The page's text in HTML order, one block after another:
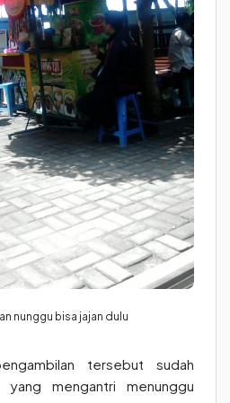
nunggu bisa jajan dulu
tersebut sudah
yang mengantri menunggu